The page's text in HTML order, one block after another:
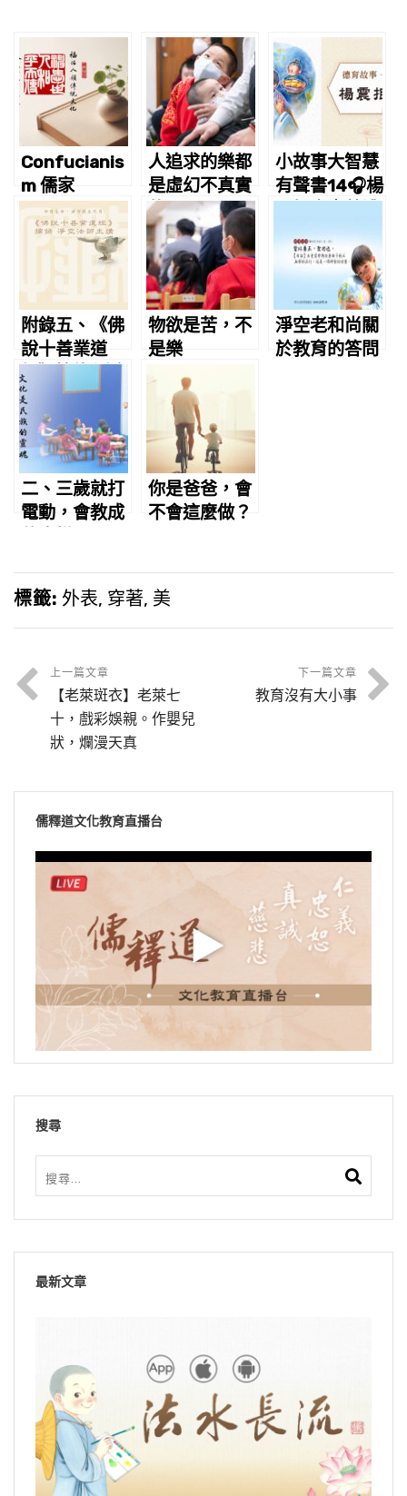
Confucianis
m 儒家
人追求的樂都
是虛幻不真實
的
小故事大智慧
有聲書14🎧楊
旭老師講故事
附錄五、《佛
說十善業道
經》摘錄 淨空
老法師主講
物欲是苦，不
是樂
淨空老和尚關
於教育的答問
二、三歲就打
電動，會教成
你是爸爸，會
不會這麼做？
標籤: 外表, 穿著, 美
上一篇文章
【老萊斑衣】老萊七
十，戲彩娛親。作嬰兒
狀，爛漫天真
下一篇文章
教育沒有大小事
儒釋道文化教育直播台
搜尋
最新文章